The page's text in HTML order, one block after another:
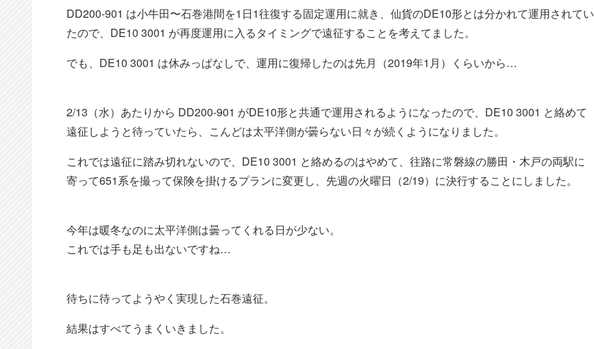
DD200-901 は小牛田〜石巻港間を1日1往復する固定運用に就き、仙貨のDE10形とは分かれて運用されてい
たので、DE10 3001 が再度運用に入るタイミングで遠征することを考えてました。
でも、DE10 3001 は休みっぱなしで、運用に復帰したのは先月（2019年1月）くらいから…
2/13（水）あたりから DD200-901 がDE10形と共通で運用されるようになったので、DE10 3001 と絡めて
遠征しようと待っていたら、こんどは太平洋側が曇らない日々が続くようになりました。
これでは遠征に踏み切れないので、DE10 3001 と絡めるのはやめて、往路に常磐線の勝田・木戸の両駅に
寄って651系を撮って保険を掛けるプランに変更し、先週の火曜日（2/19）に決行することにしました。
今年は暖冬なのに太平洋側は曇ってくれる日が少ない。
これでは手も足も出ないですね…
待ちに待ってようやく実現した石巻遠征。
結果はすべてうまくいきました。